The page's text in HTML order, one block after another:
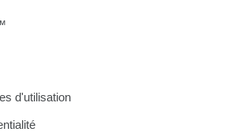
d'utilisation